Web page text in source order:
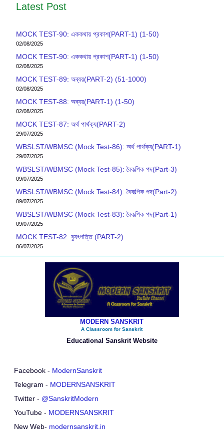
Latest Post
MOCK TEST-90: এককথায় প্রকাশ(PART-1) (1-50)
02/08/2025
MOCK TEST-90: এককথায় প্রকাশ(PART-1) (1-50)
02/08/2025
MOCK TEST-89: অব্যয়(PART-2) (51-1000)
02/08/2025
MOCK TEST-88: অব্যয়(PART-1) (1-50)
02/08/2025
MOCK TEST-87: অর্থ পার্থক্য(PART-2)
29/07/2025
WBSLST/WBMSC (Mock Test-86): অর্থ পার্থক্য(PART-1)
29/07/2025
WBSLST/WBMSC (Mock Test-85): বৈকল্পিক পদ(Part-3)
09/07/2025
WBSLST/WBMSC (Mock Test-84): বৈকল্পিক পদ(Part-2)
09/07/2025
WBSLST/WBMSC (Mock Test-83): বৈকল্পিক পদ(Part-1)
09/07/2025
MOCK TEST-82: ব‍্যুৎপত্তি (PART-2)
06/07/2025
MODERN SANSKRIT
A Classroom for Sanskrit
Educational Sanskrit Website
Facebook - ModernSanskrit
Telegram - MODERNSANSKRIT
Twitter - @SanskritModern
YouTube - MODERNSANSKRIT
New Web- modernsanskrit.in